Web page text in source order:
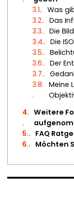
3.1.
Was
3.2.
Das
3.3.
Die
3.4.
Die
3.5.
3.6.
Der
3.7.
3.8.
Meine
4. Weitere
5.
FAQ
6.
Möchten